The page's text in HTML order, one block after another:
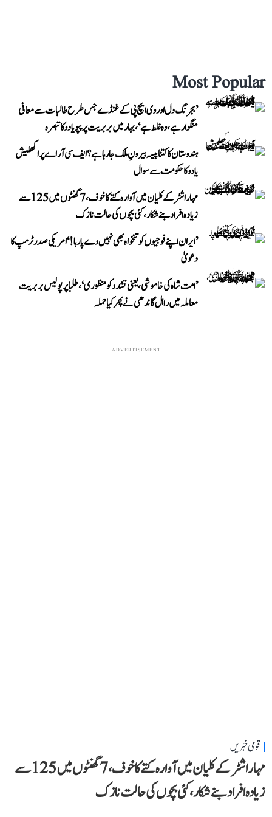
Most Popular
’بجرنگ دل اور وی ایچ پی کے غنڈے جس طرح طالبات سے معافی
منگوا رہے، وہ غلط ہے‘، بہار میں بربریت پر پپو یادو کا تبصرہ
ہندوستان کا کتنا پیسہ بیرونِ ملک جا رہا ہے؟ ایف سی آر اے پر اکھلیش
یادو کا حکومت سے سوال
مہاراشٹر کے کلیان میں آوارہ کتے کا خوف، 7 گھنٹوں میں 125 سے
زیادہ افراد بنے شکار، کئی بچوں کی حالت نازک
’ایران اپنے فوجیوں کو تنخواہ بھی نہیں دے پا رہا!‘ امریکی صدر ٹرمپ کا
دعویٰ
’امت شاہ کی خاموشی، یعنی تشدد کو منظوری‘، طلبا پر پولیس بربریت
معاملہ میں راہل گاندھی نے پھر کیا حملہ
ADVERTISEMENT
قومی خبریں
مہاراشٹر کے کلیان میں آوارہ کتے کا خوف، 7 گھنٹوں میں 125 سے
زیادہ افراد بنے شکار، کئی بچوں کی حالت نازک